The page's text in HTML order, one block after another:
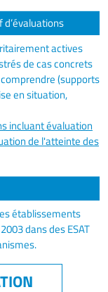
actives
de cas concrets
(supports
en situation,
incluant évaluation
de l'atteinte des
établissements
dans des ESAT